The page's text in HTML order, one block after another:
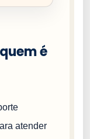
é
atender